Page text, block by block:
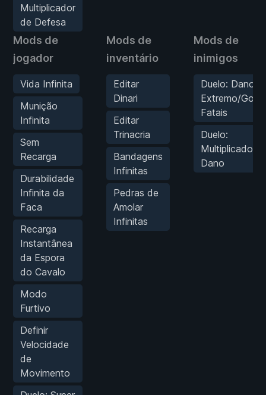
Multiplicador
de Defesa
Mods de
jogador
Vida Infinita
Munição
Infinita
Sem
Recarga
Durabilidade
Infinita da
Faca
Recarga
Instantânea
da Espora
do Cavalo
Modo
Furtivo
Definir
Velocidade
de
Movimento
Mods de
inventário
Editar
Dinari
Editar
Trinacria
Bandagens
Infinitas
Pedras de
Amolar
Infinitas
Mods de
inimigos
Duelo: Dano
Extremo/
Fatais
Duelo:
Multiplicador
Dano